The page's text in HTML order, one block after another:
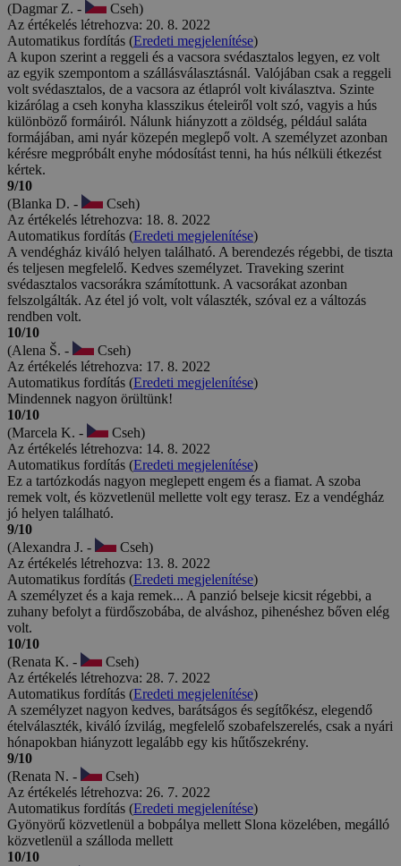
(Dagmar Z. -
Cseh)
Az értékelés létrehozva: 20. 8. 2022
Automatikus fordítás (Eredeti megjelenítése)
A kupon szerint a reggeli és a vacsora svédasztalos legyen, ez volt
az egyik szempontom a szállásválasztásnál. Valójában csak a reggeli
volt svédasztalos, de a vacsora az étlapról volt kiválasztva. Szinte
kizárólag a cseh konyha klasszikus ételeiről volt szó, vagyis a hús
különböző formáiról. Nálunk hiányzott a zöldség, például saláta
formájában, ami nyár közepén meglepő volt. A személyzet azonban
kérésre megpróbált enyhe módosítást tenni, ha hús nélküli étkezést
kértek.
9/10
(Blanka D. -
Cseh)
Az értékelés létrehozva: 18. 8. 2022
Automatikus fordítás (Eredeti megjelenítése)
A vendégház kiváló helyen található. A berendezés régebbi, de tiszta
és teljesen megfelelő. Kedves személyzet. Traveking szerint
svédasztalos vacsorákra számítottunk. A vacsorákat azonban
felszolgálták. Az étel jó volt, volt választék, szóval ez a változás
rendben volt.
10/10
(Alena Š. -
Cseh)
Az értékelés létrehozva: 17. 8. 2022
Automatikus fordítás (Eredeti megjelenítése)
Mindennek nagyon örültünk!
10/10
(Marcela K. -
Cseh)
Az értékelés létrehozva: 14. 8. 2022
Automatikus fordítás (Eredeti megjelenítése)
Ez a tartózkodás nagyon meglepett engem és a fiamat. A szoba
remek volt, és közvetlenül mellette volt egy terasz. Ez a vendégház
jó helyen található.
9/10
(Alexandra J. -
Cseh)
Az értékelés létrehozva: 13. 8. 2022
Automatikus fordítás (Eredeti megjelenítése)
A személyzet és a kaja remek... A panzió belseje kicsit régebbi, a
zuhany befolyt a fürdőszobába, de alváshoz, pihenéshez bőven elég
volt.
10/10
(Renata K. -
Cseh)
Az értékelés létrehozva: 28. 7. 2022
Automatikus fordítás (Eredeti megjelenítése)
A személyzet nagyon kedves, barátságos és segítőkész, elegendő
ételválaszték, kiváló ízvilág, megfelelő szobafelszerelés, csak a nyári
hónapokban hiányzott legalább egy kis hűtőszekrény.
9/10
(Renata N. -
Cseh)
Az értékelés létrehozva: 26. 7. 2022
Automatikus fordítás (Eredeti megjelenítése)
Gyönyörű közvetlenül a bobpálya mellett Slona közelében, megálló
közvetlenül a szálloda mellett
10/10